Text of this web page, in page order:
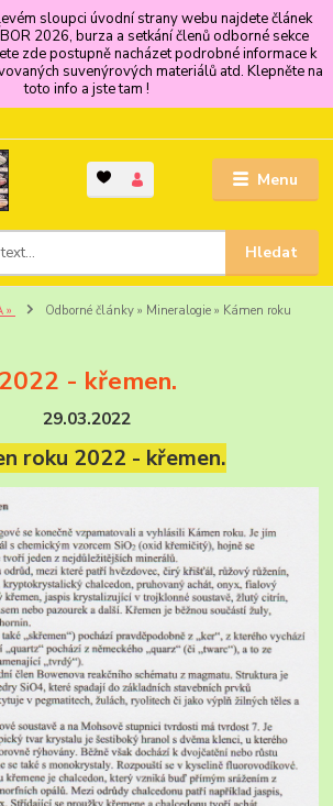
sloupci úvodní strany webu najdete článek
2026, burza a setkání členů odborné sekce
zde postupně nacházet podrobné informace k
suvenýrových materiálů atd. Klepněte na
toto info a jste tam !
Menu
Hledat
»
Odborné články » Mineralogie » Kámen roku
- křemen.
29.03.2022
roku 2022 - křemen.